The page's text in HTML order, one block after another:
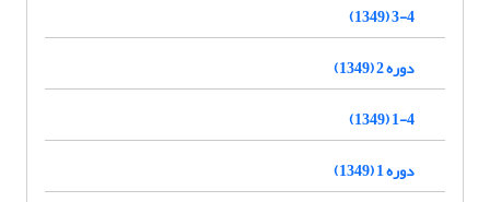
3-4 (1349)
دوره 2 (1349)
1-4 (1349)
دوره 1 (1349)